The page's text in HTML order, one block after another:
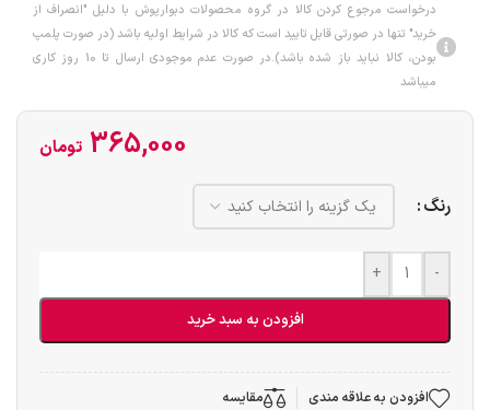
درخواست مرجوع کردن کالا در گروه محصولات دبوارپوش با دلیل "انصراف از
خرید" تنها در صورتی قابل تایید است که کالا در شرایط اولیه باشد (در صورت پلمپ
بودن، کالا نباید باز شده باشد).در صورت عدم موجودی ارسال تا 10 روز کاری
میباشد
365,000 تومان
رنگ
-
+
افزودن به سبد خرید
افزودن به علاقه مندی مقایسه